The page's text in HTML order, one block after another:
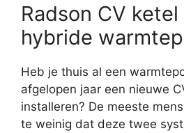
Radson CV
hybride
Heb je thuis al een
afgelopen jaar een nieuwe
installeren? De meeste
te weinig dat deze twee